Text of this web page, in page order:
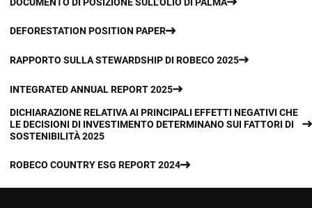
DEFORESTATION POSITION PAPER
RAPPORTO SULLA STEWARDSHIP DI ROBECO 2025
INTEGRATED ANNUAL REPORT 2025
DICHIARAZIONE RELATIVA AI PRINCIPALI EFFETTI NEGATIVI CHE
LE DECISIONI DI INVESTIMENTO DETERMINANO SUI FATTORI DI
SOSTENIBILITÀ 2025
ROBECO COUNTRY ESG REPORT 2024